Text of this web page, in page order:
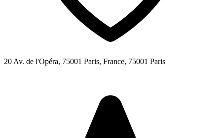
20 Av. de l'Opéra, 75001 Paris, France, 75001 Paris